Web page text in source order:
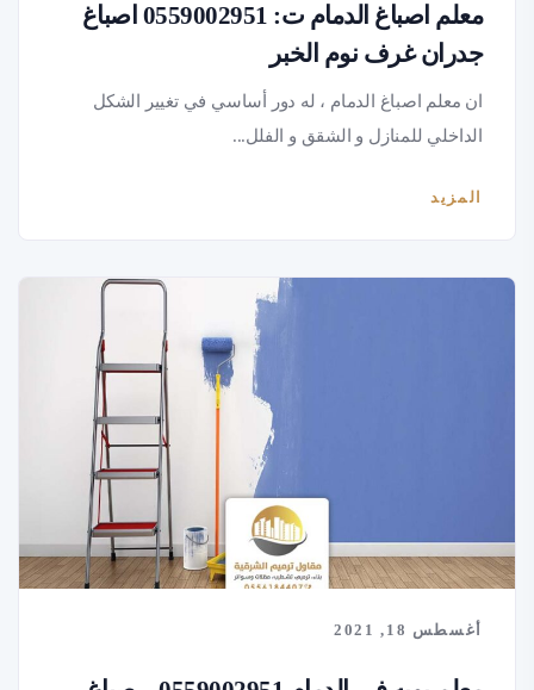
معلم اصباغ الدمام ت: 0559002951 اصباغ
جدران غرف نوم الخبر
ان معلم اصباغ الدمام ، له دور أساسي في تغيير الشكل
الداخلي للمنازل و الشقق و الفلل...
المزيد
أغسطس 18, 2021